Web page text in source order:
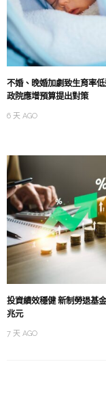
不婚、晚婚加劇致生育率低
政院應增預算提出對策
6 天 AGO
投資績效穩健 新制勞退基
兆元
7 天 AGO